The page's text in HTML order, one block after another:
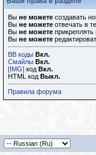
Вы не можете создавать
Вы не можете отвечать в
Вы не можете
Вы не можете
BB коды Вкл.
Смайлы Вкл.
[IMG] код Вкл.
HTML код Выкл.
Правила форума